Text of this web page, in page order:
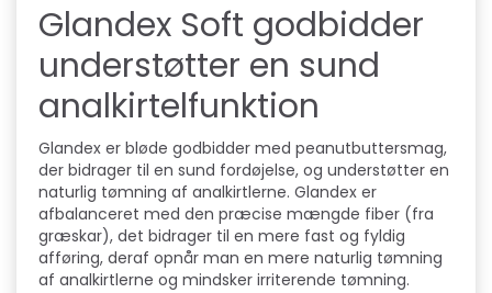
Glandex Soft godbidder
understøtter en sund
analkirtelfunktion
Glandex er bløde godbidder med peanutbuttersmag,
der bidrager til en sund fordøjelse, og understøtter en
naturlig tømning af analkirtlerne. Glandex er
afbalanceret med den præcise mængde fiber (fra
græskar), det bidrager til en mere fast og fyldig
afføring, deraf opnår man en mere naturlig tømning
af analkirtlerne og mindsker irriterende tømning.